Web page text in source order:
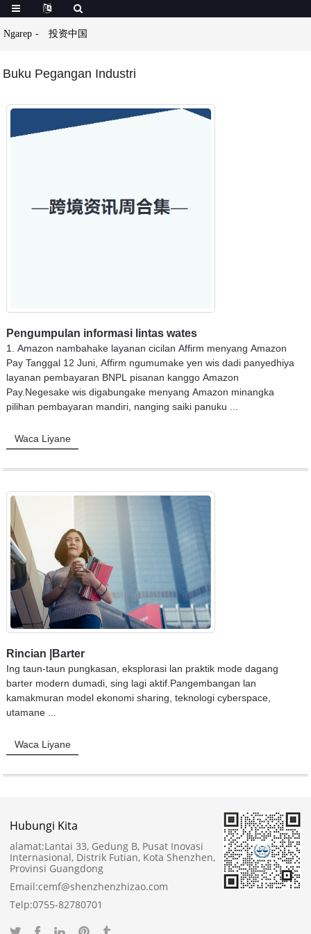
Ngarep 投资中国
Buku Pegangan Industri
Pengumpulan informasi lintas wates
1. Amazon nambahake layanan cicilan Affirm menyang Amazon
Pay Tanggal 12 Juni, Affirm ngumumake yen wis dadi panyedhiya
layanan pembayaran BNPL pisanan kanggo Amazon
Pay.Negesake wis digabungake menyang Amazon minangka
pilihan pembayaran mandiri, nanging saiki panuku ...
Waca Liyane
Rincian |Barter
Ing taun-taun pungkasan, eksplorasi lan praktik mode dagang
barter modern dumadi, sing lagi aktif.Pangembangan lan
kamakmuran model ekonomi sharing, teknologi cyberspace,
utamane ...
Waca Liyane
Hubungi Kita
alamat:Lantai 33, Gedung B, Pusat Inovasi
Internasional, Distrik Futian, Kota Shenzhen,
Provinsi Guangdong
Email:cemf@shenzhenzhizao.com
Telp:0755-82780701